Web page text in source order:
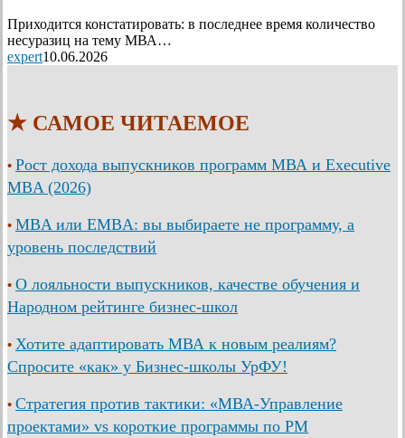
Приходится констатировать: в последнее время количество
несуразиц на тему МВА…
expert10.06.2026
★ САМОЕ ЧИТАЕМОЕ
• Рост дохода выпускников программ МВА и Executive
MBA (2026)
• MBA или EMBA: вы выбираете не программу, а
уровень последствий
• О лояльности выпускников, качестве обучения и
Народном рейтинге бизнес-школ
• Хотите адаптировать МВА к новым реалиям?
Спросите «как» у Бизнес-школы УрФУ!
• Стратегия против тактики: «МВА-Управление
проектами» vs короткие программы по PM